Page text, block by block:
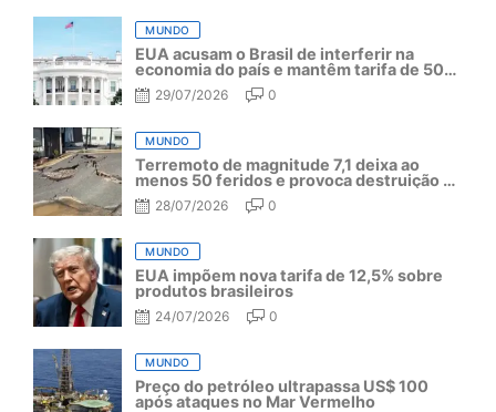
MUNDO
EUA acusam o Brasil de interferir na
economia do país e mantêm tarifa de 50%
por mais um ano
29/07/2026 0
MUNDO
Terremoto de magnitude 7,1 deixa ao
menos 50 feridos e provoca destruição no
Japão
28/07/2026 0
MUNDO
EUA impõem nova tarifa de 12,5% sobre
produtos brasileiros
24/07/2026 0
MUNDO
Preço do petróleo ultrapassa US$ 100
após ataques no Mar Vermelho